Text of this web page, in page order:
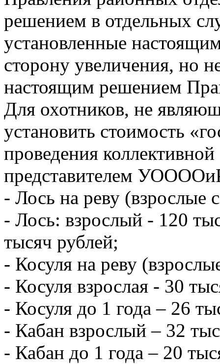
решением в отдельных
установленные
сторону увеличения, но
настоящим решением
Для охотников, не
установить стоимость
проведения
представителем
- Лось на реву
- Лось: взрослый - 120
тысяч рублей;
- Косуля на реву
- Косуля взрослая - 30
- Косуля до 1 года – 26
- Кабан взрослый – 32
- Кабан до 1 года – 20